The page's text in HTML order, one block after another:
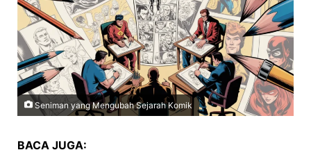
Seniman yang Mengubah Sejarah Komik
BACA JUGA: